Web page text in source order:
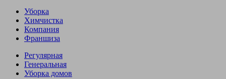
Уборка
Химчистка
Компания
Франшиза
Регулярная
Генеральная
Уборка домов